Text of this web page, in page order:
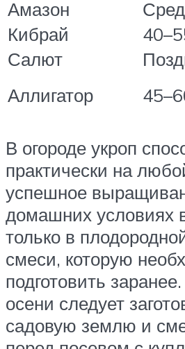
Амазон
Кибрай
Салют
Аллигатор
В огороде укроп
практически на
успешное
домашних условиях
только в
смеси, которую
подготовить
осени следует
садовую землю и